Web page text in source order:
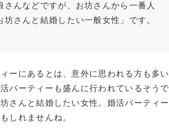
んなどですが、お坊さんから一番人
さんと結婚したい一般女性」です。
ーにあるとは、意外に思われる方も多い
パーティーも盛んに行われているそうで
さんと結婚したい女性。婚活パーティー
しれませんね。